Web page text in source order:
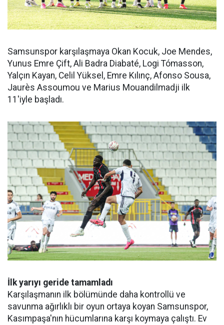
Samsunspor karşılaşmaya Okan Kocuk, Joe Mendes,
Yunus Emre Çift, Ali Badra Diabaté, Logi Tómasson,
Yalçın Kayan, Celil Yüksel, Emre Kılınç, Afonso Sousa,
Jaurès Assoumou ve Marius Mouandilmadji ilk
11'iyle başladı.
İlk yarıyı geride tamamladı
Karşılaşmanın ilk bölümünde daha kontrollü ve
savunma ağırlıklı bir oyun ortaya koyan Samsunspor,
Kasımpaşa'nın hücumlarına karşı koymaya çalıştı. Ev